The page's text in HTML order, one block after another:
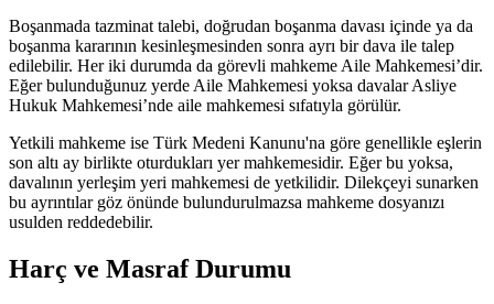
Boşanmada tazminat talebi, doğrudan boşanma davası içinde ya da
boşanma kararının kesinleşmesinden sonra ayrı bir dava ile talep
edilebilir. Her iki durumda da görevli mahkeme Aile Mahkemesi’dir.
Eğer bulunduğunuz yerde Aile Mahkemesi yoksa davalar Asliye
Hukuk Mahkemesi’nde aile mahkemesi sıfatıyla görülür.
Yetkili mahkeme ise Türk Medeni Kanunu'na göre genellikle eşlerin
son altı ay birlikte oturdukları yer mahkemesidir. Eğer bu yoksa,
davalının yerleşim yeri mahkemesi de yetkilidir. Dilekçeyi sunarken
bu ayrıntılar göz önünde bulundurulmazsa mahkeme dosyanızı
usulden reddedebilir.
Harç ve Masraf Durumu